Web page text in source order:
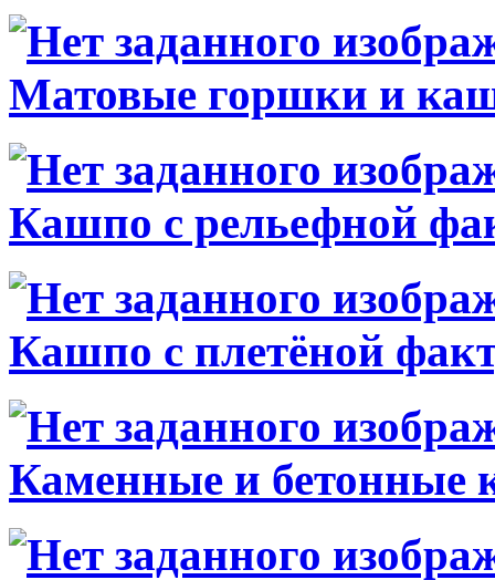
Матовые горшки и
Кашпо с рельефной
Кашпо с плетёной
Каменные и бетонные